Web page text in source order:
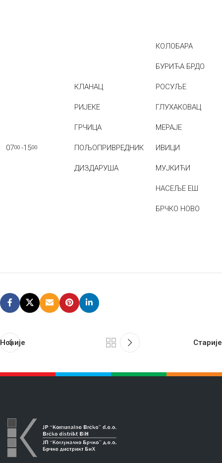
0700 -1500
КЛАНАЦ
РИЈЕКЕ
ГРЧИЦА
ПОЉОПРИВРЕДНИК
ДИЗДАРУША
КОЛОБАРА
БУРИЋА БРДО
РОСУЉЕ
ГЛУХАКОВАЦ
МЕРАЈЕ
ИВИЦИ
МУЈКИЋИ
НАСЕЉЕ ЕШ
БРЧКО НОВО
Новије Старије